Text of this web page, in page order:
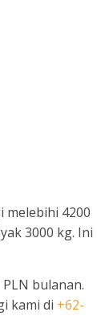
melebihi 4200
3000 kg. Ini
bulanan.
kami di +62-